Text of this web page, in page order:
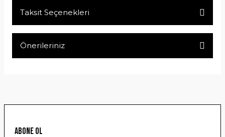
Taksit Seçenekleri
Önerileriniz
Ürün resmi kalitesiz, bozuk veya görüntülenemiyor.
ABONE OL